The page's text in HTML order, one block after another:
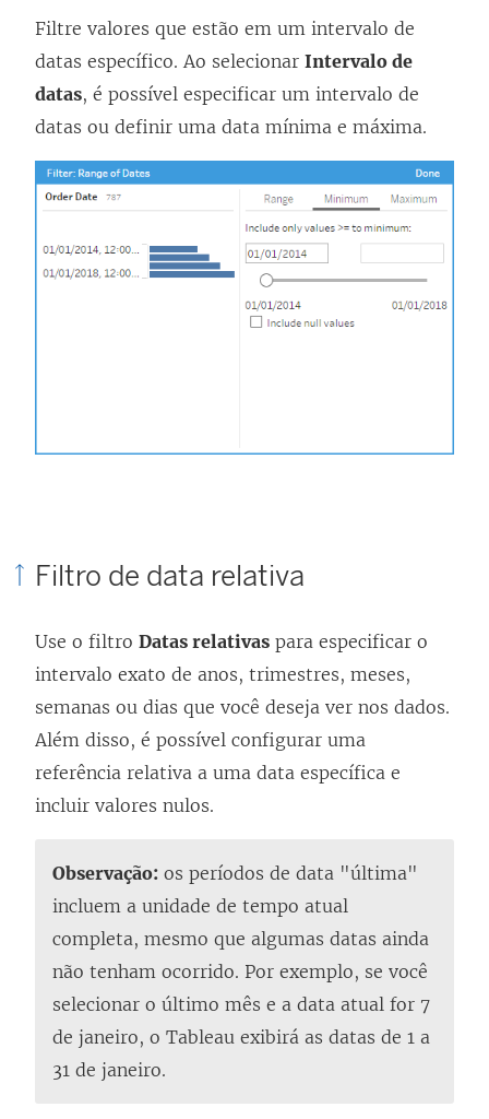
Filtre valores que estão em um intervalo de
datas específico. Ao selecionar Intervalo de
datas, é possível especificar um intervalo de
datas ou definir uma data mínima e máxima.
Filtro de data relativa
Use o filtro Datas relativas para especificar o
intervalo exato de anos, trimestres, meses,
semanas ou dias que você deseja ver nos dados.
Além disso, é possível configurar uma
referência relativa a uma data específica e
incluir valores nulos.
Observação: os períodos de data "última"
incluem a unidade de tempo atual
completa, mesmo que algumas datas ainda
não tenham ocorrido. Por exemplo, se você
selecionar o último mês e a data atual for 7
de janeiro, o Tableau exibirá as datas de 1 a
31 de janeiro.